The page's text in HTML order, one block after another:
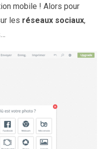
mobile ! Alors pour
les réseaux sociaux,
…